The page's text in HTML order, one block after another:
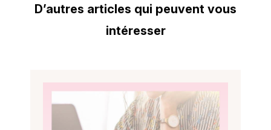
D’autres articles qui peuvent vous
intéresser